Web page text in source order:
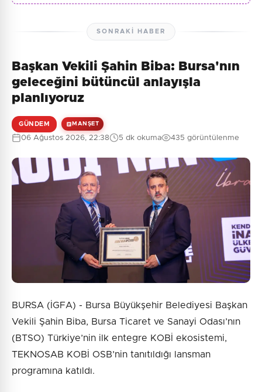
SONRAKI HABER
Başkan Vekili Şahin Biba: Bursa'nın
geleceğini bütüncül anlayışla
planlıyoruz
GÜNDEM MANŞET
06 Ağustos 2026, 22:38 5 dk okuma 435 görüntülenme
BURSA (İGFA) - Bursa Büyükşehir Belediyesi Başkan
Vekili Şahin Biba, Bursa Ticaret ve Sanayi Odası’nın
(BTSO) Türkiye’nin ilk entegre KOBİ ekosistemi,
TEKNOSAB KOBİ OSB’nin tanıtıldığı lansman
programına katıldı.